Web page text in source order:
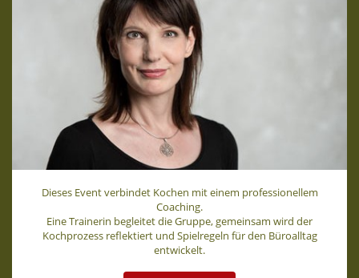
Dieses Event verbindet Kochen mit einem professionellem
Coaching.
Eine Trainerin begleitet die Gruppe, gemeinsam wird der
Kochprozess reflektiert und Spielregeln für den Büroalltag
entwickelt.